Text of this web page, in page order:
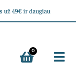
už 49€ ir daugiau
0